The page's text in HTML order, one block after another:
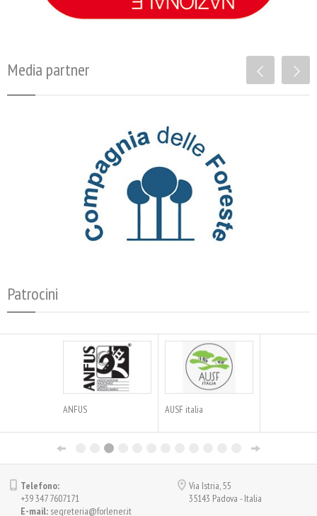
Media partner
Patrocini
ANFUS AUSF italia
Telefono:
+39 347 7607171
E-mail: segreteria@forlener.it
Via Istria, 55
35143 Padova - Italia